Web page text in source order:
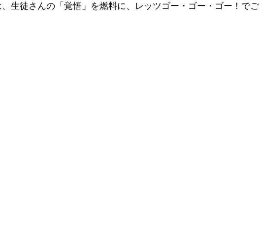
、生徒さんの「覚悟」を燃料に、レッツゴー・ゴー・ゴー！で